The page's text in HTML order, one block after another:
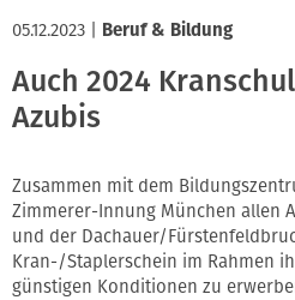
05.12.2023 Beruf & Bildung
Auch 2024
Azubis
Zusammen mit dem
Zimmerer-Innung München allen
und der Dachauer/
Kran-/Staplerschein im Rahmen
günstigen Konditionen zu